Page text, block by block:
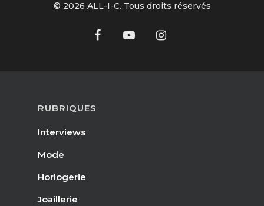
RUBRIQUES
Interviews
Mode
Horlogerie
Joaillerie
© 2026 ALL-I-C. Tous droits réservés
FR